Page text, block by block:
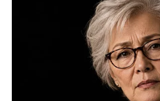
pokazati više razumijevanja nego
Djevice očekuje prijatno